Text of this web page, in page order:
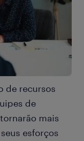
de recursos
de
mais
esforços